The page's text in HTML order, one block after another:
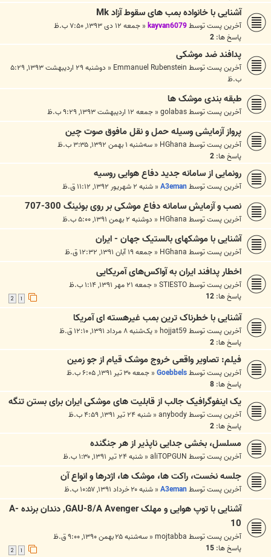
آشنایی با خانواده بمب های سقوط آزاد Mk
آخرین پست توسطkayvan6079
« جمعه ۱۲ دی ۱۳۹۳, ۷:۵۰ ب.ظ
پاسخ ها: 2
پدافند ضد موشکی
آخرین پست توسطEmmanuel Rubenstein
«
دوشنبه ۲۹ اردیبهشت ۱۳۹۳, ۵:۲۹
ب.ظ
طبقه بندی موشک ها
آخرین پست توسطgolabas
« جمعه ۱۲ اردیبهشت ۱۳۹۳, ۹:۲۹ ب.ظ
پرواز آزمایشی وسیله حمل و نقل مافوق صوت چین
آخرین پست توسطHGhana
« سه‌شنبه ۱ بهمن ۱۳۹۲, ۳:۳۵ ب.ظ
پاسخ ها: 2
رونمایی از سامانه جدید دفاع هوایی روسیه
آخرین پست توسطA3eman
« شنبه ۲ شهریور ۱۳۹۲, ۱۱:۱۲ ق.ظ
نصب و آزمایش سامانه دفاع موشکی بر روی بوئینگ 300-707
آخرین پست توسطHGhana
« دوشنبه ۲ بهمن ۱۳۹۱, ۵:۰۰ ب.ظ
آشنایی با موشکهای بالستیک جهان - ایران
آخرین پست توسطHGhana
« جمعه ۱۹ آبان ۱۳۹۱, ۱۲:۳۲ ق.ظ
اخطار پدافند ایران به آواکس‌های آمریکایی
آخرین پست توسطSTIESTO
« جمعه ۲۱ مهر ۱۳۹۱, ۱:۱۴ ب.ظ
پاسخ ها: 12
آشنایی با خطرناک ترین بمب غیرهسته ای آمریکا
آخرین پست توسطhojjat59
« یک‌شنبه ۸ مرداد ۱۳۹۱, ۱۲:۱۰ ق.ظ
پاسخ ها: 2
فیلم: تصاویر واقعی خروج موشک قیام از جو زمین
آخرین پست توسطGoebbels
« جمعه ۳۰ تیر ۱۳۹۱, ۶:۰۵ ب.ظ
پاسخ ها: 8
یک اینفوگرافیک جالب از قابلیت های موشکی ایران برای بستن تنگه
آخرین پست توسطanybody
« شنبه ۲۴ تیر ۱۳۹۱, ۴:۵۹ ب.ظ
پاسخ ها: 2
مسلسل، بخشی جدایی ناپذیر از هر جنگنده
آخرین پست توسطaliTOPGUN
« شنبه ۲۴ تیر ۱۳۹۱, ۱:۳۰ ب.ظ
جلسه نخست، راکت ها، موشک ها، اژدرها و انواع آن
آخرین پست توسطA3eman
« شنبه ۲۰ خرداد ۱۳۹۱, ۱۰:۵۷ ب.ظ
آشنایی با توپ هوایی و مهلک GAU-8/A Avenger, دندان برنده A-
10
آخرین پست توسطmojtabba
« سه‌شنبه ۲۵ بهمن ۱۳۹۰, ۹:۰۰ ق.ظ
پاسخ ها: 15